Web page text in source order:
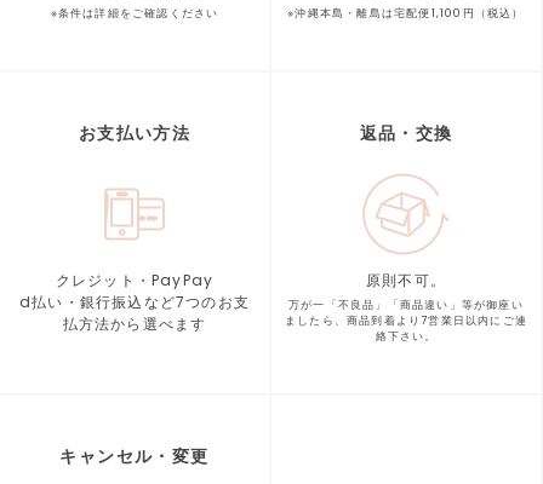
※条件は詳細をご確認ください ※沖縄本島・離島は宅配便1,100円（税込）
お支払い方法
クレジット・PayPay
d払い・銀行振込など7つのお支
払方法から選べます
返品・交換
原則不可。
万が一「不良品」「商品違い」等が御座い
ましたら、商品到着より7営業日以内にご連
絡下さい。
キャンセル・変更